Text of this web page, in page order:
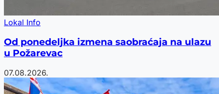
Lokal Info
Od ponedeljka izmena saobraćaja na ulazu
u Požarevac
07.08.2026.